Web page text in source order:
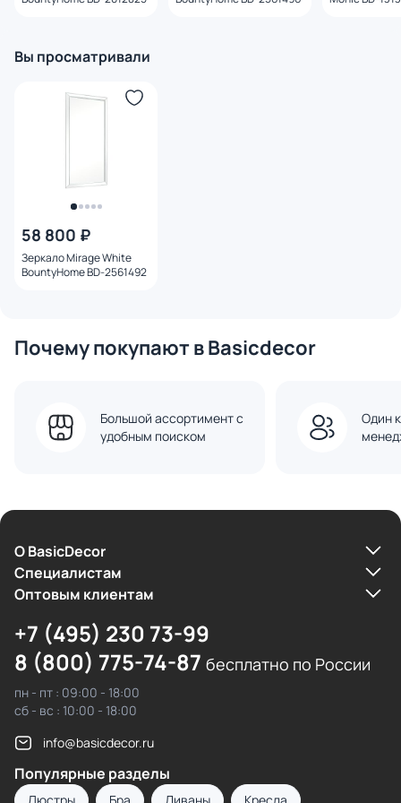
Вы просматривали
58 800 ₽
Зеркало Mirage White
BountyHome BD-2561492
Почему покупают в Basicdecor
Большой ассортимент с
удобным поиском
Один
О BasicDecor
Cпециалистам
Оптовым клиентам
+7 (495) 230 73-99
8 (800) 775-74-87 бесплатно по России
пн - пт : 09:00 - 18:00
сб - вс : 10:00 - 18:00
info@basicdecor.ru
Популярные разделы